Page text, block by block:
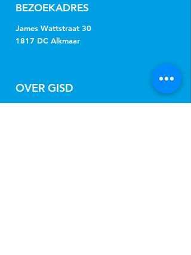
BEZOEKADRES
James Wattstraat 30
1817 DC Alkmaar
OVER GISD